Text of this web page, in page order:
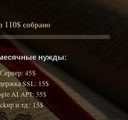
110$ собрано
нужды:
45$
SSL: 15$
AI API: 35$
и тд.: 15$